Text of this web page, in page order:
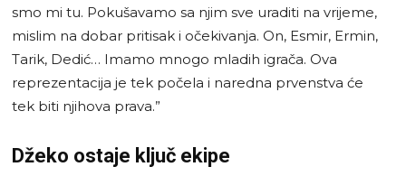
smo mi tu. Pokušavamo sa njim sve uraditi na vrijeme,
mislim na dobar pritisak i očekivanja. On, Esmir, Ermin,
Tarik, Dedić… Imamo mnogo mladih igrača. Ova
reprezentacija je tek počela i naredna prvenstva će
tek biti njihova prava.”
Džeko ostaje ključ ekipe